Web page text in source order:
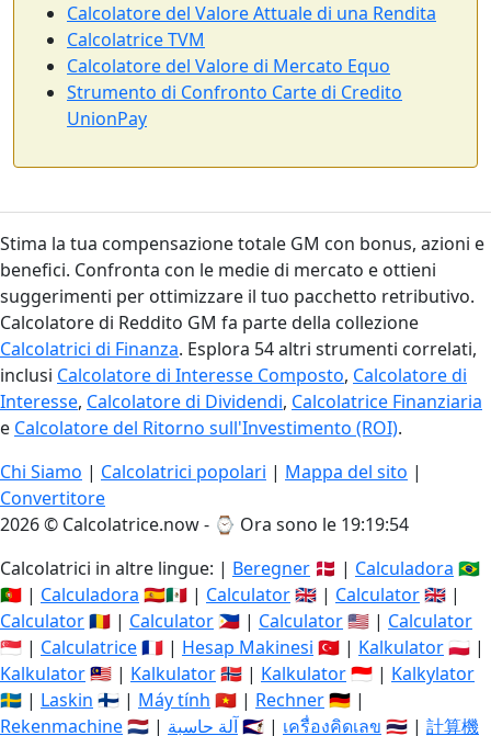
Calcolatore del Valore Attuale di una Rendita
Calcolatrice TVM
Calcolatore del Valore di Mercato Equo
Strumento di Confronto Carte di Credito
UnionPay
Stima la tua compensazione totale GM con bonus, azioni e
benefici. Confronta con le medie di mercato e ottieni
suggerimenti per ottimizzare il tuo pacchetto retributivo.
Calcolatore di Reddito GM fa parte della collezione
Calcolatrici di Finanza. Esplora 54 altri strumenti correlati,
inclusi Calcolatore di Interesse Composto, Calcolatore di
Interesse, Calcolatore di Dividendi, Calcolatrice Finanziaria
e Calcolatore del Ritorno sull'Investimento (ROI).
Chi Siamo | Calcolatrici popolari | Mappa del sito |
Convertitore
2026 © Calcolatrice.now - ⌚ Ora sono le 19:19:54
Calcolatrici in altre lingue: | Beregner 🇩🇰 | Calculadora 🇧🇷
🇵🇹 | Calculadora 🇪🇸🇲🇽 | Calculator🇬🇧 | Calculator🇬🇧 |
Calculator🇷🇴 | Calculator 🇵🇭 | Calculator🇺🇸 | Calculator
🇸🇬 | Calculatrice🇫🇷 | Hesap Makinesi 🇹🇷 | Kalkulator🇵🇱 |
Kalkulator🇲🇾 | Kalkulator🇳🇴 | Kalkulator🇮🇩 | Kalkylator
🇸🇪 | Laskin 🇫🇮 | Máy tính 🇻🇳 | Rechner🇩🇪 |
Rekenmachine🇳🇱 | آلة حاسبة🇸🇦 | เครื่องคิดเลข 🇹🇭 | 計算機